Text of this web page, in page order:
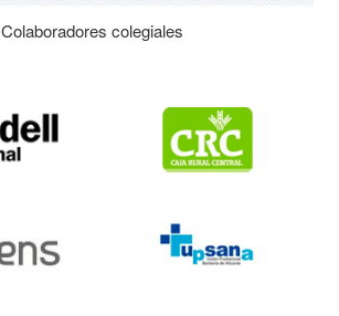
Colaboradores colegiales